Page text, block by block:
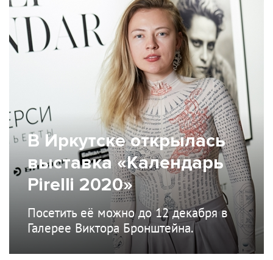
В Иркутске открылась
выставка «Календарь
Pirelli 2020»
Посетить её можно до 12 декабря в
Галерее Виктора Бронштейна.